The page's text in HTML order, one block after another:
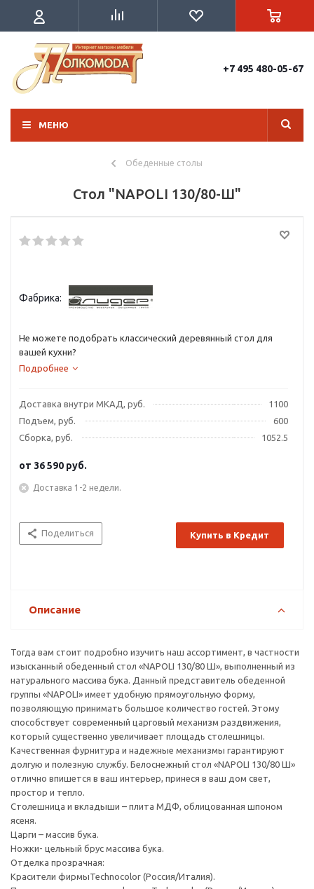
+7 495 480-05-67
МЕНЮ
Обеденные столы
Стол "NAPOLI 130/80-Ш"
Фабрика:
Не можете подобрать классический деревянный стол для
вашей кухни?
Подробнее
Доставка внутри МКАД, руб.
1100
Подъем, руб.
600
Сборка, руб.
1052.5
от 36 590 руб.
Доставка 1-2 недели.
Поделиться Купить в Кредит
Описание
Тогда вам стоит подробно изучить наш ассортимент, в частности
изысканный обеденный стол «NAPOLI 130/80 Ш», выполненный из
натурального массива бука. Данный представитель обеденной
группы «NAPOLI» имеет удобную прямоугольную форму,
позволяющую принимать большое количество гостей. Этому
способствует современный царговый механизм раздвижения,
который существенно увеличивает площадь столешницы.
Качественная фурнитура и надежные механизмы гарантируют
долгую и полезную службу. Белоснежный стол «NAPOLI 130/80 Ш»
отлично впишется в ваш интерьер, принеся в ваш дом свет,
простор и тепло.
Столешница и вкладыши – плита МДФ, облицованная шпоном
ясеня.
Царги – массив бука.
Ножки- цельный брус массива бука.
Отделка прозрачная:
Красители фирмыTechnocolor (Россия/Италия).